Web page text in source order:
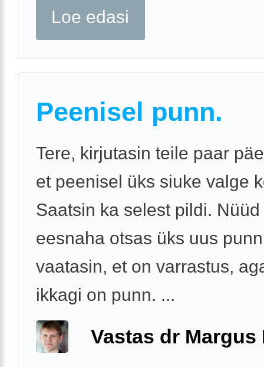
Loe edasi
Peenisel punn.
Tere, kirjutasin teile paar
et peenisel üks siuke valge
Saatsin ka selest pildi. Nüüd
eesnaha otsas üks uus
vaatasin, et on varrastus,
ikkagi on punn. ...
Vastas dr Margus